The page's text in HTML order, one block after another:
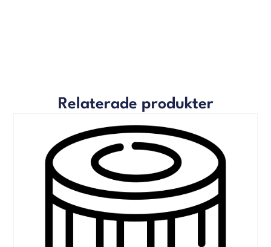
Relaterade produkter